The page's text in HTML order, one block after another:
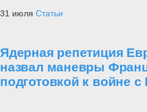
31 июля Статьи
Ядерная репетиция
назвал маневры
подготовкой к войне с